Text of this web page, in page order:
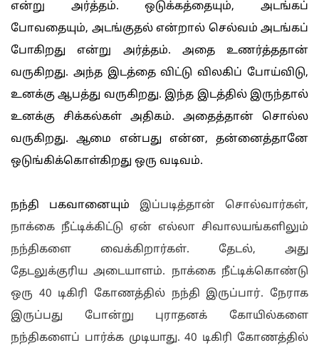
என்று அர்த்தம். ஒடுக்கத்தையும், அடங்கப்
போவதையும், அடங்குதல் என்றால் செல்வம் அடங்கப்
போகிறது என்று அர்த்தம். அதை உணர்த்ததான்
வருகிறது. அந்த இடத்தை விட்டு விலகிப் போய்விடு,
உனக்கு ஆபத்து வருகிறது. இந்த இடத்தில் இருந்தால்
உனக்கு சிக்கல்கள் அதிகம். அதைத்தான் சொல்ல
வருகிறது. ஆமை என்பது என்ன, தன்னைத்தானே
ஒடுங்கிக்கொள்கிறது ஒரு வடிவம்.
நந்தி பகவானையும் இ‌ப்படி‌த்தா‌ன் சொல்வார்கள்,
நாக்கை நீட்டிக்கிட்டு ஏன் எல்லா சிவாலயங்களிலும்
நந்திகளை வைக்கிறார்கள். தேடல், அது
தேடலுக்குரிய அடையாளம். நாக்கை நீட்டிக்கொண்டு
ஒரு 40 டிகிரி கோணத்தில் நந்தி இருப்பார். நேராக
இருப்பது போன்று புராதனக் கோயில்களை
நந்திகளைப் பார்க்க முடியாது. 40 டிகிரி கோணத்தில்